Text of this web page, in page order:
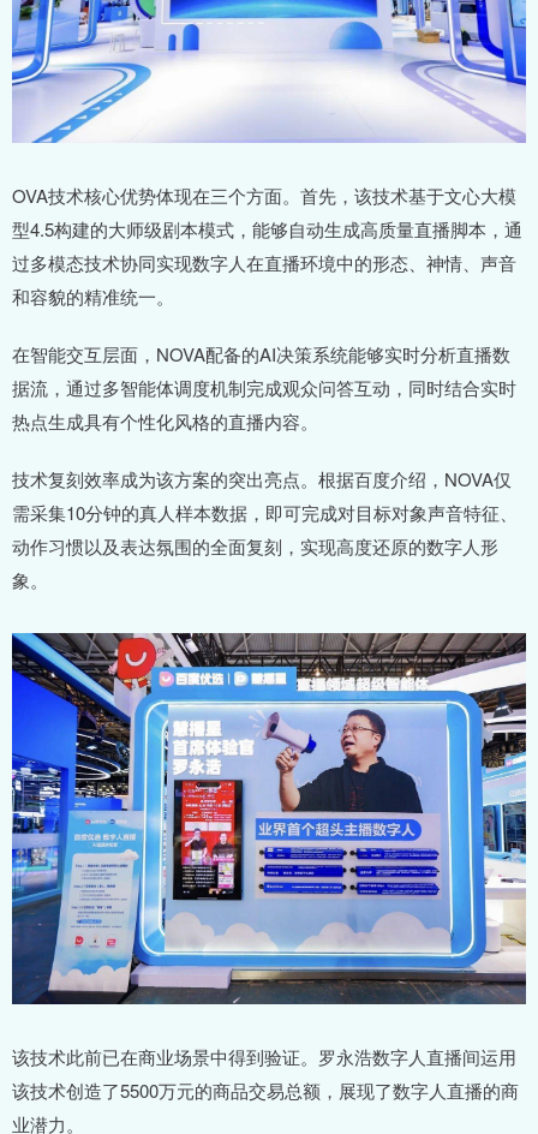
OVA技术核心优势体现在三个方面。首先，该技术基于文心大模
型4.5构建的大师级剧本模式，能够自动生成高质量直播脚本，通
过多模态技术协同实现数字人在直播环境中的形态、神情、声音
和容貌的精准统一。
在智能交互层面，NOVA配备的AI决策系统能够实时分析直播数
据流，通过多智能体调度机制完成观众问答互动，同时结合实时
热点生成具有个性化风格的直播内容。
技术复刻效率成为该方案的突出亮点。根据百度介绍，NOVA仅
需采集10分钟的真人样本数据，即可完成对目标对象声音特征、
动作习惯以及表达氛围的全面复刻，实现高度还原的数字人形
象。
该技术此前已在商业场景中得到验证。罗永浩数字人直播间运用
该技术创造了5500万元的商品交易总额，展现了数字人直播的商
业潜力。